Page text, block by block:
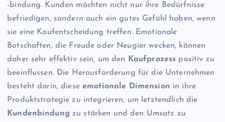
-bindung. Kunden möchten nicht nur ihre Bedürfnisse
befriedigen, sondern auch ein gutes Gefühl haben, wenn
sie eine Kaufentscheidung treffen. Emotionale
Botschaften, die Freude oder Neugier wecken, können
daher sehr effektiv sein, um den
Kaufprozess positiv zu
beeinflussen. Die Herausforderung für die Unternehmen
besteht darin, dieseemotionale Dimension in ihre
Produktstrategie zu integrieren, um letztendlich die
Kundenbindung zu stärken und den Umsatz zu